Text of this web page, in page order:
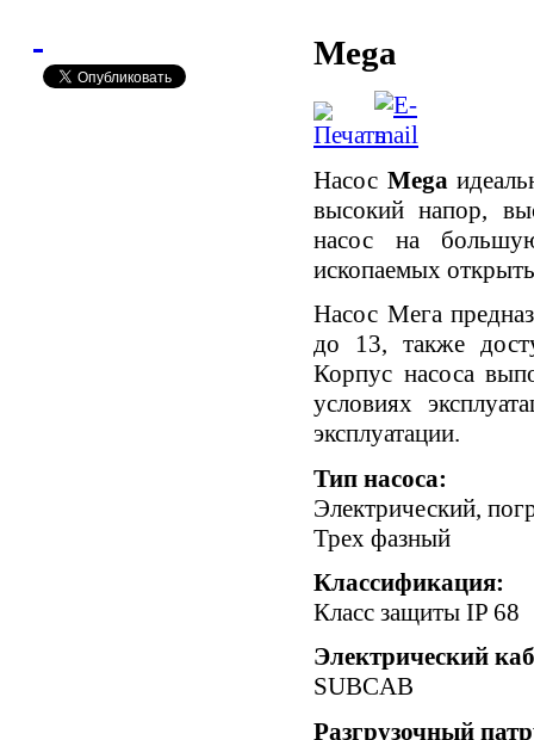
Mega
Насос Mega
высокий напор,
насос на
ископаемых
Насос Мега
до 13, также
Корпус насоса
условиях
эксплуатации.
Тип насоса:
Электрический,
Трех фазный
Классификация:
Класс защиты IP 68
Электрический
SUBCAB
Разгрузочный